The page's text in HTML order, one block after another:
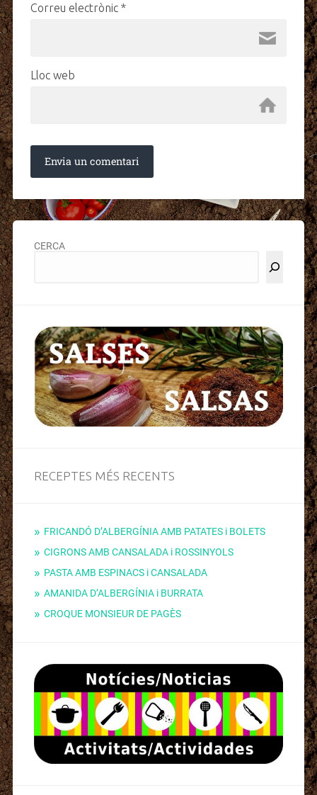
Correu electrònic *
Lloc web
CERCA
RECEPTES MÉS RECENTS
FRICANDÓ D’ALBERGÍNIA AMB PATATES i BOLETS
CIGRONS AMB CANSALADA i ROSSINYOLS
PASTA AMB ESPINACS i CANSALADA
AMANIDA D’ALBERGÍNIA i BURRATA
CROQUE MONSIEUR DE PAGÈS